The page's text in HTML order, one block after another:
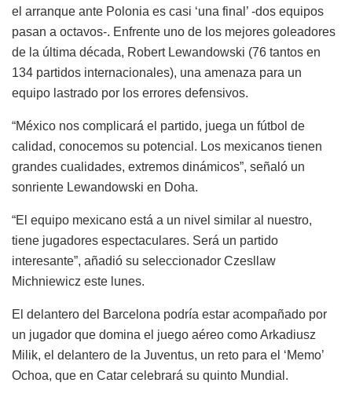
el arranque ante Polonia es casi ‘una final’ -dos equipos
pasan a octavos-. Enfrente uno de los mejores goleadores
de la última década, Robert Lewandowski (76 tantos en
134 partidos internacionales), una amenaza para un
equipo lastrado por los errores defensivos.
“México nos complicará el partido, juega un fútbol de
calidad, conocemos su potencial. Los mexicanos tienen
grandes cualidades, extremos dinámicos”, señaló un
sonriente Lewandowski en Doha.
“El equipo mexicano está a un nivel similar al nuestro,
tiene jugadores espectaculares. Será un partido
interesante”, añadió su seleccionador Czesllaw
Michniewicz este lunes.
El delantero del Barcelona podría estar acompañado por
un jugador que domina el juego aéreo como Arkadiusz
Milik, el delantero de la Juventus, un reto para el ‘Memo’
Ochoa, que en Catar celebrará su quinto Mundial.